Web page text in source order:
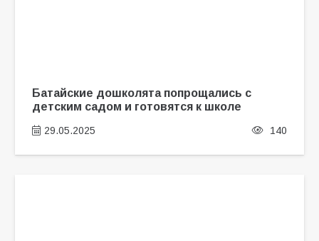
Батайские дошколята попрощались с
детским садом и готовятся к школе
29.05.2025 140